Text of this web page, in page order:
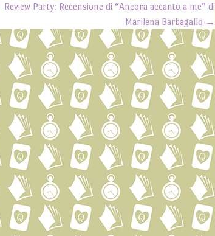
Review Party: Recensione di “Ancora accanto a me” di
Marilena Barbagallo →